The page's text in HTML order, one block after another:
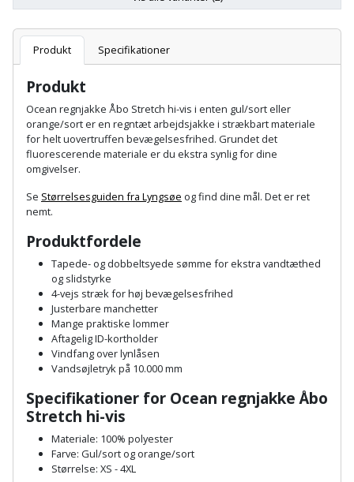
terrassebrædder
Lecablokke
og
fundablokke
Lofter
Lofttrapper
Murbinder
Murpap
murfolie
Mursten
Plastlister
Radonsikring
Rumdeler
Sand
Høvl
Kiler
Kloakrenser
Kniv
og
hobbykniv
Koben
Kridtsnor
Lærlingesæt
Landmålerstok
Løfteudstyr
Målebånd
Markeringsværktøj
Detektor
Diamantskæremaskine
Diamantslibertilbehør
Dykkerpistol
Dyksav
Excentersliber
Excenterslibertilbehør
Fedtsprøjte
Flamingoskærer
Flisevibrator
Føringsskinne
Forlængerledning
Fugepistol
Robotplæneklipper
Robotplæneklipper
tilbehør
Vandpumpe
Vertikalskærer
mosfjerner
Vinduesvasker
Drivhustilbehør
Elartikler
Flagstænger
hus
og
have
Fuglefoderhus
Garderobe
opbevaring
Gavekort
Grill
Gummibåd
og
kajak
Havemøbler
Produkt Specifikationer
Produkt
Ocean regnjakke Åbo Stretch hi-vis i enten gul/sort eller
orange/sort er en regntæt arbejdsjakke i strækbart materiale
for helt uovertruffen bevægelsesfrihed. Grundet det
fluorescerende materiale er du ekstra synlig for dine
omgivelser.
Se Størrelsesguiden fra Lyngsøe og find dine mål. Det er ret
nemt.
Produktfordele
Tapede- og dobbeltsyede sømme for ekstra vandtæthed
og slidstyrke
4-vejs stræk for høj bevægelsesfrihed
Justerbare manchetter
Mange praktiske lommer
Aftagelig ID-kortholder
Vindfang over lynlåsen
Vandsøjletryk på 10.000 mm
Specifikationer for Ocean regnjakke Åbo
Stretch hi-vis
Materiale: 100% polyester
Farve: Gul/sort og orange/sort
Størrelse: XS - 4XL